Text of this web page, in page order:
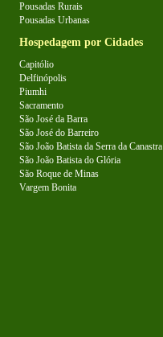
Pousadas Rurais
Pousadas Urbanas
Hospedagem por Cidades
Capitólio
Delfinópolis
Piumhi
Sacramento
São José da Barra
São José do Barreiro
São João Batista da Serra da Canastra
São João Batista do Glória
São Roque de Minas
Vargem Bonita